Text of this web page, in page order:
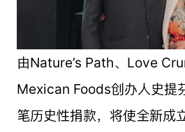
由Nature’s Path、Love
Mexican Foods创办人史提
笔历史性捐款，将使全新成